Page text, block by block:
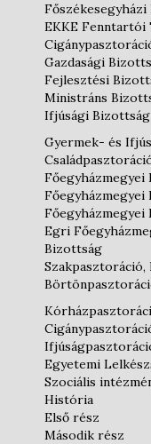
Főszékesegyházi
EKKE Fenntartói
Gazdasági
Fejlesztési
Ministráns
Ifjúsági Bizottság
Gyermek- és
Egri
Bizottság
Szakpasztoráció,
Egyetemi
Szociális
História
Első rész
Második rész